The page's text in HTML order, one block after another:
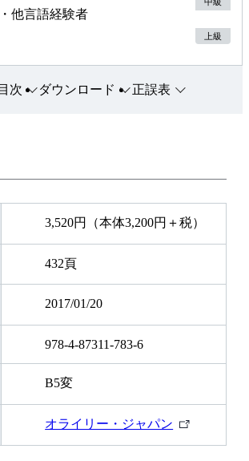
他言語経験者
上級
目次 ダウンロード 正誤表
3,520円（本体3,200円＋税）
432頁
2017/01/20
978-4-87311-783-6
B5変
オライリー・ジャパン
外